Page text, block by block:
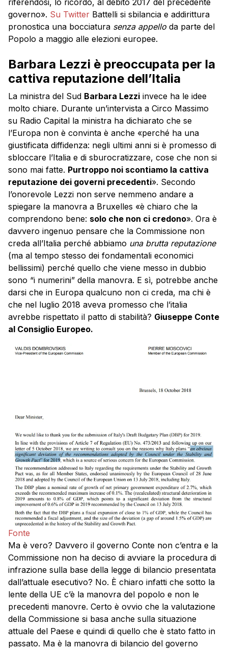
governo». Su Twitter Battelli si sbilancia e addirittura
pronostica una bocciatura senza appello da parte del
Popolo a maggio alle elezioni europee.
Barbara Lezzi è preoccupata per la
cattiva reputazione dell’Italia
La ministra del Sud Barbara Lezzi invece ha le idee
molto chiare. Durante un’intervista a Circo Massimo
su Radio Capital la ministra ha dichiarato che se
l’Europa non è convinta è anche «perché ha una
giustificata diffidenza: negli ultimi anni si è promesso di
sbloccare l’Italia e di sburocratizzare, cose che non si
sono mai fatte. Purtroppo noi scontiamo la cattiva
reputazione dei governi precedenti». Secondo
l’onorevole Lezzi non serve nemmeno andare a
spiegare la manovra a Bruxelles «è chiaro che la
comprendono bene: solo che non ci credono». Ora è
davvero ingenuo pensare che la Commissione non
creda all’Italia perché abbiamo una brutta reputazione
(ma al tempo stesso dei fondamentali economici
bellissimi) perché quello che viene messo in dubbio
sono “i numerini” della manovra. E sì, potrebbe anche
darsi che in Europa qualcuno non ci creda, ma chi è
che nel luglio 2018 aveva promesso che l’italia
avrebbe rispettato il patto di stabilità? Giuseppe Conte
al Consiglio Europeo.
Fonte
Ma è vero? Davvero il governo Conte non c’entra e la
Commissione non ha deciso di avviare la procedura di
infrazione sulla base della legge di bilancio presentata
dall’attuale esecutivo? No. È chiaro infatti che sotto la
lente della UE c’è la manovra del popolo e non le
precedenti manovre. Certo è ovvio che la valutazione
della Commissione si basa anche sulla situazione
attuale del Paese e quindi di quello che è stato fatto in
passato. Ma è la manovra di bilancio del governo